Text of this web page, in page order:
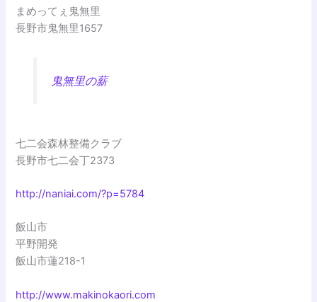
まめってぇ鬼無里
長野市鬼無里1657
鬼無里の薪
七二会森林整備クラブ
長野市七二会丁2373
http://naniai.com/?p=5784
飯山市
平野開発
飯山市蓮218-1
http://www.makinokaori.com